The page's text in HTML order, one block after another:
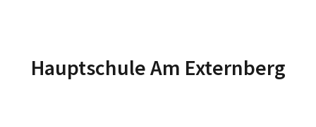
Hauptschule Am Externberg